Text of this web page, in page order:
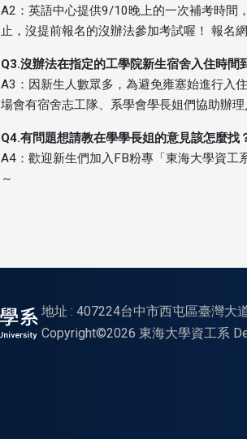
A2：英語中心提供9/10晚上的一次補考時間
止，沒提前報名的沒辦法參加考試喔！ 報名
Q3.沒辦法在指定的工學院新生宿舍入住時間
A3：因新生人數眾多，為避免雍塞始進行入
場會有宿舍志工隊、系學會學長姐們協助辦理
Q4.有問題想請教在學學長姐的意見該怎麼找
A4：歡迎新生們加入FB粉專「東海大學資工
～
地址 : 407224台中市西屯區臺灣大
Copyright©2026 東海大學資工系